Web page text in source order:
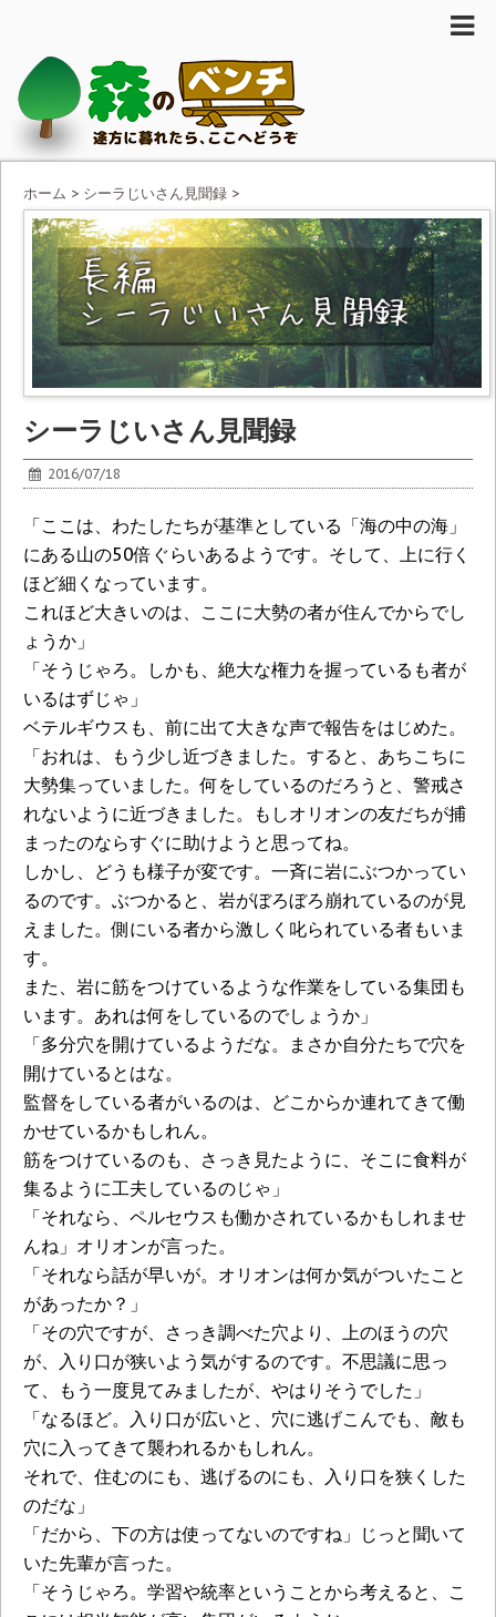
ホーム > シーラじいさん見聞録 >
シーラじいさん見聞録
2016/07/18
「ここは、わたしたちが基準としている「海の中の海」
にある山の50倍ぐらいあるようです。そして、上に行く
ほど細くなっています。
これほど大きいのは、ここに大勢の者が住んでからでし
ょうか」
「そうじゃろ。しかも、絶大な権力を握っているも者が
いるはずじゃ」
ベテルギウスも、前に出て大きな声で報告をはじめた。
「おれは、もう少し近づきました。すると、あちこちに
大勢集っていました。何をしているのだろうと、警戒さ
れないように近づきました。もしオリオンの友だちが捕
まったのならすぐに助けようと思ってね。
しかし、どうも様子が変です。一斉に岩にぶつかってい
るのです。ぶつかると、岩がぼろぼろ崩れているのが見
えました。側にいる者から激しく叱られている者もいま
す。
また、岩に筋をつけているような作業をしている集団も
います。あれは何をしているのでしょうか」
「多分穴を開けているようだな。まさか自分たちで穴を
開けているとはな。
監督をしている者がいるのは、どこからか連れてきて働
かせているかもしれん。
筋をつけているのも、さっき見たように、そこに食料が
集るように工夫しているのじゃ」
「それなら、ペルセウスも働かされているかもしれませ
んね」オリオンが言った。
「それなら話が早いが。オリオンは何か気がついたこと
があったか？」
「その穴ですが、さっき調べた穴より、上のほうの穴
が、入り口が狭いよう気がするのです。不思議に思っ
て、もう一度見てみましたが、やはりそうでした」
「なるほど。入り口が広いと、穴に逃げこんでも、敵も
穴に入ってきて襲われるかもしれん。
それで、住むのにも、逃げるのにも、入り口を狭くした
のだな」
「だから、下の方は使ってないのですね」じっと聞いて
いた先輩が言った。
「そうじゃろ。学習や統率ということから考えると、こ